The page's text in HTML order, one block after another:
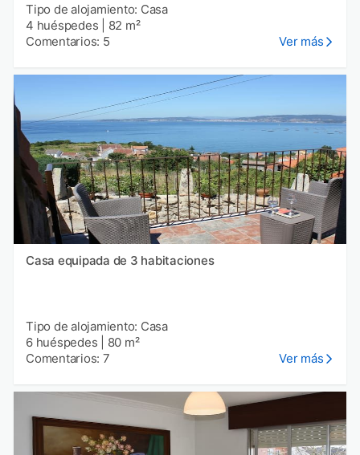
Tipo de alojamiento: Casa
4 huéspedes
82 m²
Comentarios: 5
Ver más
Casa equipada de 3 habitaciones
Tipo de alojamiento: Casa
6 huéspedes
80 m²
Comentarios: 7
Ver más